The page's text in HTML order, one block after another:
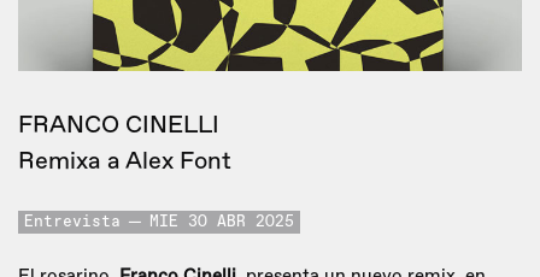
FRANCO CINELLI
Remixa a Alex Font
Entrevista MIE 30 ABR 2025